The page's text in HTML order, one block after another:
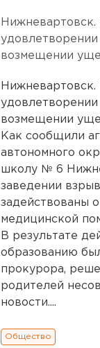
возмещении
возмещении
Как сообщили
автономного
школу № 6
заведении
задействованы
медицинской
В результате
образованию
прокурора,
родителей
новости....
Общество